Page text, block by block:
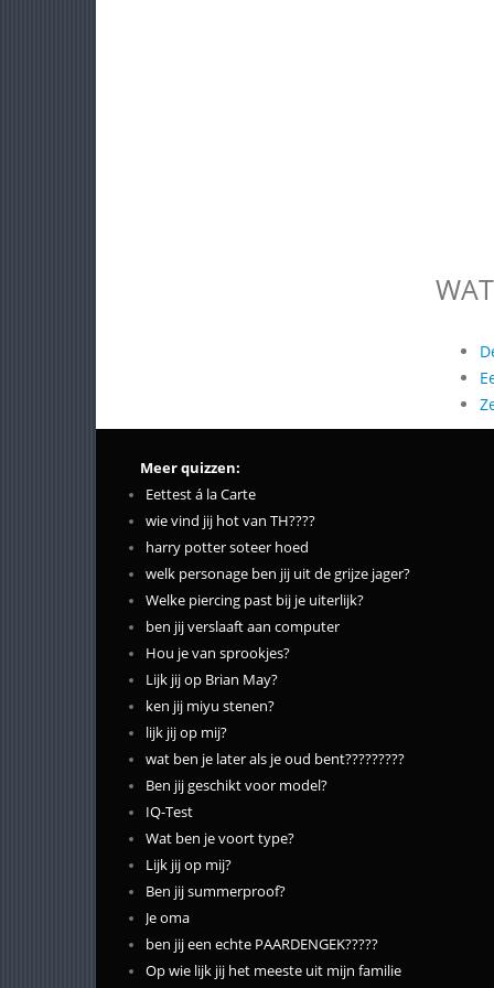
Meer quizzen:
Eettest á la Carte
wie vind jij hot van TH????
harry potter soteer hoed
welk personage ben jij uit de grijze jager?
Welke piercing past bij je uiterlijk?
ben jij verslaaft aan computer
Hou je van sprookjes?
Lijk jij op Brian May?
ken jij miyu stenen?
lijk jij op mij?
wat ben je later als je oud bent?????????
Ben jij geschikt voor model?
IQ-Test
Wat ben je voort type?
Lijk jij op mij?
Ben jij summerproof?
Je oma
ben jij een echte PAARDENGEK?????
Op wie lijk jij het meeste uit mijn familie